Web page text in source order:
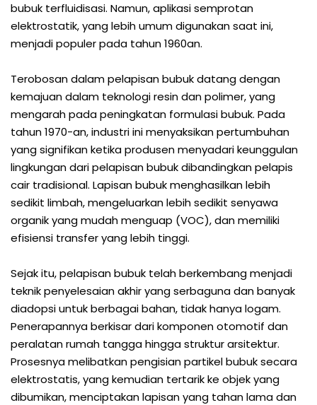
bubuk terfluidisasi. Namun, aplikasi semprotan
elektrostatik, yang lebih umum digunakan saat ini,
menjadi populer pada tahun 1960an.
Terobosan dalam pelapisan bubuk datang dengan
kemajuan dalam teknologi resin dan polimer, yang
mengarah pada peningkatan formulasi bubuk. Pada
tahun 1970-an, industri ini menyaksikan pertumbuhan
yang signifikan ketika produsen menyadari keunggulan
lingkungan dari pelapisan bubuk dibandingkan pelapis
cair tradisional. Lapisan bubuk menghasilkan lebih
sedikit limbah, mengeluarkan lebih sedikit senyawa
organik yang mudah menguap (VOC), dan memiliki
efisiensi transfer yang lebih tinggi.
Sejak itu, pelapisan bubuk telah berkembang menjadi
teknik penyelesaian akhir yang serbaguna dan banyak
diadopsi untuk berbagai bahan, tidak hanya logam.
Penerapannya berkisar dari komponen otomotif dan
peralatan rumah tangga hingga struktur arsitektur.
Prosesnya melibatkan pengisian partikel bubuk secara
elektrostatis, yang kemudian tertarik ke objek yang
dibumikan, menciptakan lapisan yang tahan lama dan